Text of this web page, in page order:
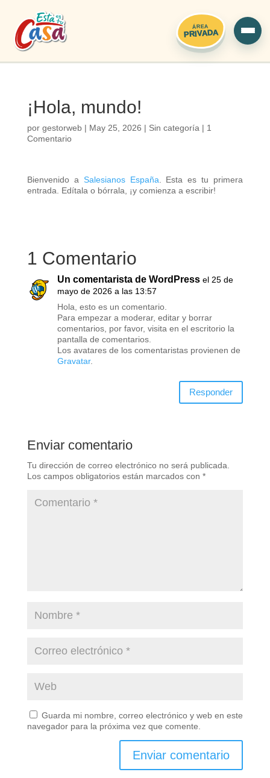
ÁREA
PRIVADA
¡Hola, mundo!
por gestorweb| May 25, 2026 | Sin categoría | 1
Comentario
Bienvenido a Salesianos España . Esta es tu primera
entrada. Edítala o bórrala, ¡y comienza a escribir!
1 Comentario
Un comentarista de WordPress el 25 de
mayo de 2026 a las 13:57
Hola, esto es un comentario.
Para empezar a moderar, editar y borrar
comentarios, por favor, visita en el escritorio la
pantalla de comentarios.
Los avatares de los comentaristas provienen de
Gravatar.
Responder
Enviar comentario
Tu dirección de correo electrónico no será publicada.
Los campos obligatorios están marcados con *
Guarda mi nombre, correo electrónico y web en este
navegador para la próxima vez que comente.